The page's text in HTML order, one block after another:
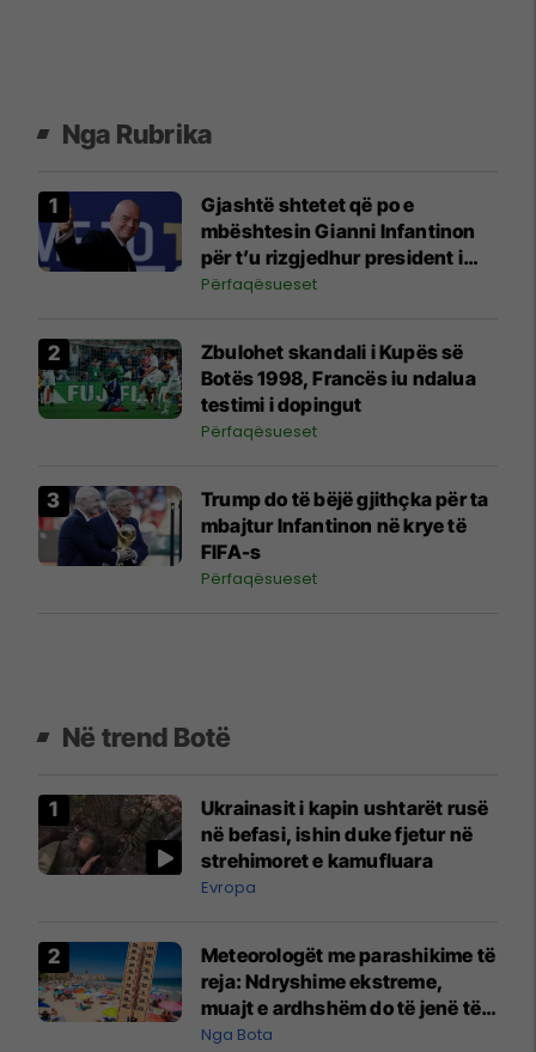
Nga Rubrika
Gjashtë shtetet që po e
mbështesin Gianni Infantinon
për t’u rizgjedhur president i
FIFA-s
Përfaqësueset
Zbulohet skandali i Kupës së
Botës 1998, Francës iu ndalua
testimi i dopingut
Përfaqësueset
Trump do të bëjë gjithçka për ta
mbajtur Infantinon në krye të
FIFA-s
Përfaqësueset
Në trend Botë
Ukrainasit i kapin ushtarët rusë
në befasi, ishin duke fjetur në
strehimoret e kamufluara
Evropa
Meteorologët me parashikime të
reja: Ndryshime ekstreme,
muajt e ardhshëm do të jenë të
pazakontë
Nga Bota